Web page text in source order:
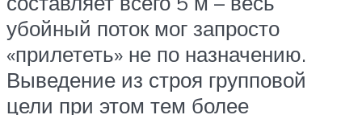
убойный поток мог запросто
«прилететь» не по назначению.
Выведение из строя групповой
цели при этом тем более